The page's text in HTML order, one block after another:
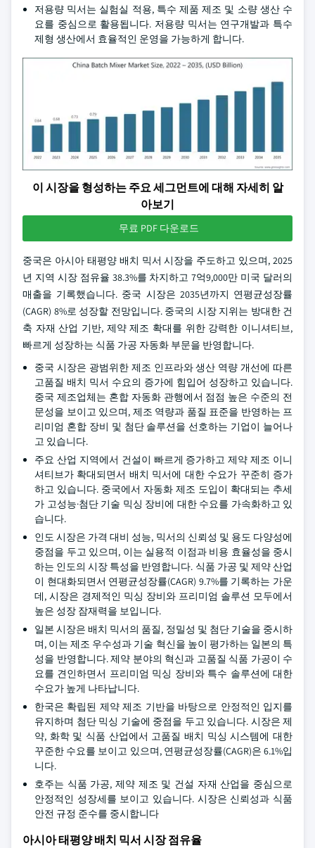
저용량 믹서는 실험실 적용, 특수 제품 제조 및 소량 생산 수
요를 중심으로 활용됩니다. 저용량 믹서는 연구개발과 특수
제형 생산에서 효율적인 운영을 가능하게 합니다.
이 시장을 형성하는 주요 세그먼트에 대해 자세히 알
아보기
무료 PDF 다운로드
중국은 아시아 태평양 배치 믹서 시장을 주도하고 있으며, 2025
년 지역 시장 점유율 38.3%를 차지하고 7억9,000만 미국 달러의
매출을 기록했습니다. 중국 시장은 2035년까지 연평균성장률
(CAGR) 8%로 성장할 전망입니다. 중국의 시장 지위는 방대한 건
축 자재 산업 기반, 제약 제조 확대를 위한 강력한 이니셔티브,
빠르게 성장하는 식품 가공 자동화 부문을 반영합니다.
중국 시장은 광범위한 제조 인프라와 생산 역량 개선에 따른
고품질 배치 믹서 수요의 증가에 힘입어 성장하고 있습니다.
중국 제조업체는 혼합 자동화 관행에서 점점 높은 수준의 전
문성을 보이고 있으며, 제조 역량과 품질 표준을 반영하는 프
리미엄 혼합 장비 및 첨단 솔루션을 선호하는 기업이 늘어나
고 있습니다.
주요 산업 지역에서 건설이 빠르게 증가하고 제약 제조 이니
셔티브가 확대되면서 배치 믹서에 대한 수요가 꾸준히 증가
하고 있습니다. 중국에서 자동화 제조 도입이 확대되는 추세
가 고성능·첨단 기술 믹싱 장비에 대한 수요를 가속화하고 있
습니다.
인도 시장은 가격 대비 성능, 믹서의 신뢰성 및 용도 다양성에
중점을 두고 있으며, 이는 실용적 이점과 비용 효율성을 중시
하는 인도의 시장 특성을 반영합니다. 식품 가공 및 제약 산업
이 현대화되면서 연평균성장률(CAGR) 9.7%를 기록하는 가운
데, 시장은 경제적인 믹싱 장비와 프리미엄 솔루션 모두에서
높은 성장 잠재력을 보입니다.
일본 시장은 배치 믹서의 품질, 정밀성 및 첨단 기술을 중시하
며, 이는 제조 우수성과 기술 혁신을 높이 평가하는 일본의 특
성을 반영합니다. 제약 분야의 혁신과 고품질 식품 가공이 수
요를 견인하면서 프리미엄 믹싱 장비와 특수 솔루션에 대한
수요가 높게 나타납니다.
한국은 확립된 제약 제조 기반을 바탕으로 안정적인 입지를
유지하며 첨단 믹싱 기술에 중점을 두고 있습니다. 시장은 제
약, 화학 및 식품 산업에서 고품질 배치 믹싱 시스템에 대한
꾸준한 수요를 보이고 있으며, 연평균성장률(CAGR)은 6.1%입
니다.
호주는 식품 가공, 제약 제조 및 건설 자재 산업을 중심으로
안정적인 성장세를 보이고 있습니다. 시장은 신뢰성과 식품
안전 규정 준수를 중시합니다
아시아 태평양 배치 믹서 시장 점유율